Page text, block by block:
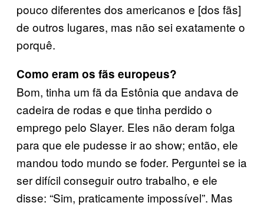
pouco diferentes dos americanos e [dos fãs]
de outros lugares, mas não sei exatamente o
porquê.
Como eram os fãs europeus?
Bom, tinha um fã da Estônia que andava de
cadeira de rodas e que tinha perdido o
emprego pelo Slayer. Eles não deram folga
para que ele pudesse ir ao show; então, ele
mandou todo mundo se foder. Perguntei se ia
ser difícil conseguir outro trabalho, e ele
disse: “Sim, praticamente impossível”. Mas